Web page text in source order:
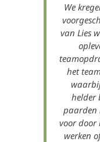
We
van Lies
het
helder
paarden
voor door
werken